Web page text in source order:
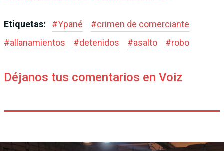
Etiquetas: #Ypané #crimen de comerciante
#allanamientos #detenidos #asalto #robo
Déjanos tus comentarios en Voiz